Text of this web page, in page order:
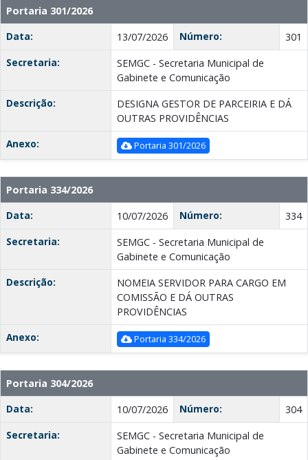
Portaria 301/2026
Data:
13/07/2026 Número:
301
Secretaria:
SEMGC - Secretaria Municipal de
Gabinete e Comunicação
Descrição:
DESIGNA GESTOR DE PARCEIRIA E DÁ
OUTRAS PROVIDÊNCIAS
Anexo:
Portaria 301/2026
Portaria 334/2026
Data:
10/07/2026 Número:
334
Secretaria:
SEMGC - Secretaria Municipal de
Gabinete e Comunicação
Descrição:
NOMEIA SERVIDOR PARA CARGO EM
COMISSÃO E DÁ OUTRAS
PROVIDÊNCIAS
Anexo:
Portaria 334/2026
Portaria 304/2026
Data:
10/07/2026 Número:
304
Secretaria:
SEMGC - Secretaria Municipal de
Gabinete e Comunicação